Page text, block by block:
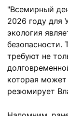
"Всемирный
2026 году для
экология
безопасности.
требуют не
которая
резюмирует